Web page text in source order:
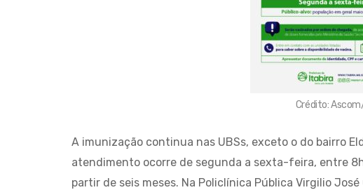
Crédito: Ascom/
A imunização continua nas UBSs, exceto o do bairro
atendimento ocorre de segunda a sexta-feira, entre
partir de seis meses. Na Policlínica Pública Virgilio